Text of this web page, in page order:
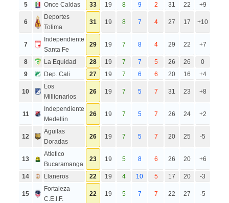
5 Once Caldas 33 19 8 9 2 31 22 +9
6
Deportes
Tolima
31 19 8 7 4 27 17 +10
7
Independiente
Santa Fe
29 19 7 8 4 29 22 +7
8 La Equidad 28 19 7 7 5 26 26
0
9
Dep. Cali 27 19 7 6 6 20 16 +4
10
Los
Millionarios
26 19 7 5 7 31 23 +8
11
Independiente
Medellin
26 19 7 5 7 26 24 +2
12
Aguilas
Doradas
26 19 7 5 7 20 25 -5
13
Atletico
Bucaramanga
23 19 5 8 6 26 20 +6
14 Llaneros 22 19 4 10 5 17 20 -3
15
Fortaleza
C.E.I.F.
22 19 5 7 7 22 27 -5